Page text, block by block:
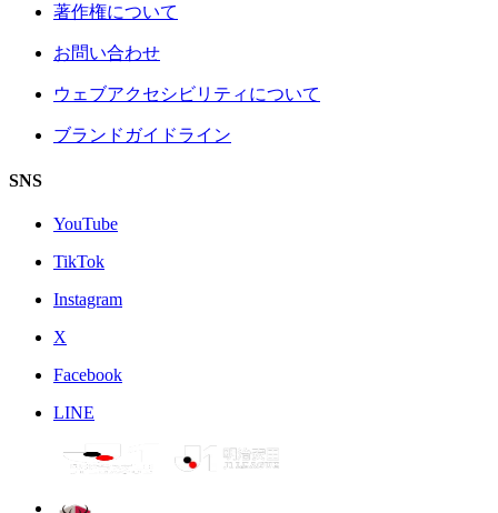
著作権について
お問い合わせ
ウェブアクセシビリティについて
ブランドガイドライン
SNS
YouTube
TikTok
Instagram
X
Facebook
LINE